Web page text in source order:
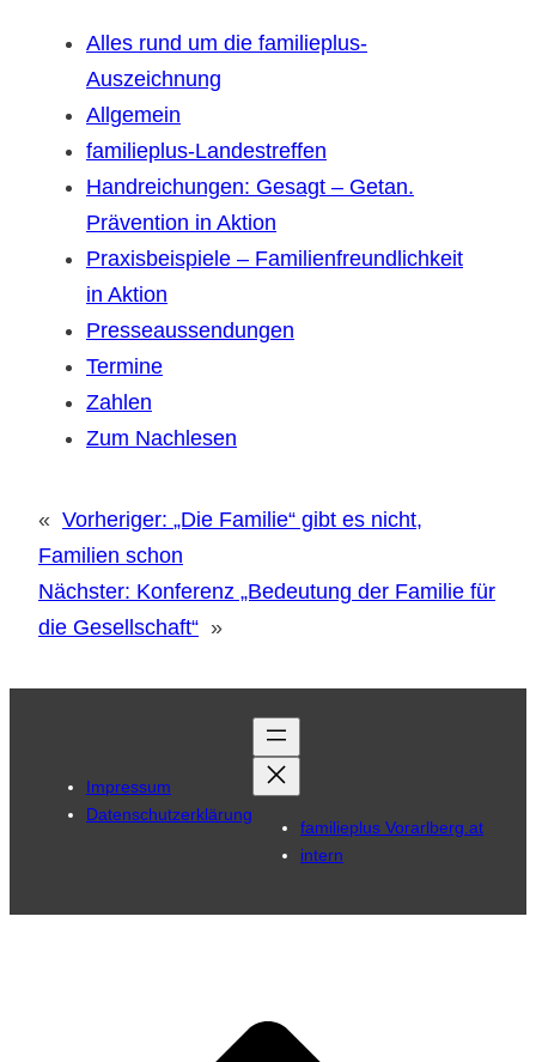
Alles rund um die familieplus-
Auszeichnung
Allgemein
familieplus-Landestreffen
Handreichungen: Gesagt – Getan.
Prävention in Aktion
Praxisbeispiele – Familienfreundlichkeit
in Aktion
Presseaussendungen
Termine
Zahlen
Zum Nachlesen
« Vorheriger: „Die Familie“ gibt es nicht,
Familien schon
Nächster: Konferenz „Bedeutung der Familie für
die Gesellschaft“ »
Impressum
Datenschutzerklärung
familieplus Vorarlberg.at
intern